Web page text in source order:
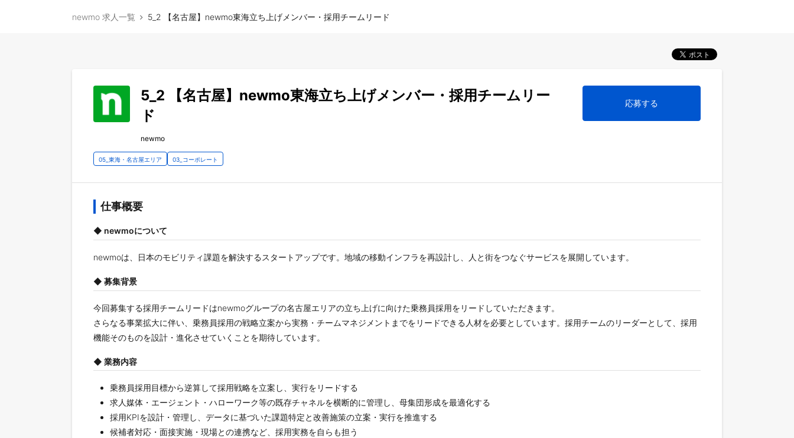
newmo 求人一覧 5_2 【名古屋】newmo東海立ち上げメンバー・採用チームリード
5_2 【名古屋】newmo東海立ち上げメンバー・採用チームリー
ド
newmo
応募する
05_東海・名古屋エリア 03_コーポレート
仕事概要
◆ newmoについて
newmoは、日本のモビリティ課題を解決するスタートアップです。地域の移動インフラを再設計し、人と街をつなぐサービスを展開しています。
◆ 募集背景
今回募集する採用チームリードはnewmoグループの名古屋エリアの立ち上げに向けた乗務員採用をリードしていただきます。
さらなる事業拡大に伴い、乗務員採用の戦略立案から実務・チームマネジメントまでをリードできる人材を必要としています。採用チームのリーダーとして、採用
機能そのものを設計・進化させていくことを期待しています。
◆ 業務内容
乗務員採用目標から逆算して採用戦略を立案し、実行をリードする
求人媒体・エージェント・ハローワーク等の既存チャネルを横断的に管理し、母集団形成を最適化する
採用KPIを設計・管理し、データに基づいた課題特定と改善施策の立案・実行を推進する
候補者対応・面接実施・現場との連携など、採用実務を自らも担う